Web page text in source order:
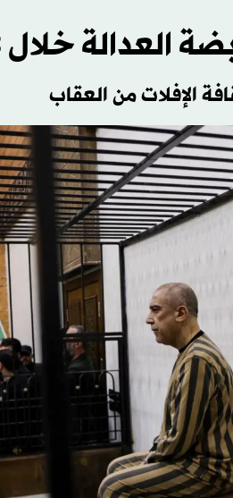
خلال 3 أشهر
الإفلات من العقاب